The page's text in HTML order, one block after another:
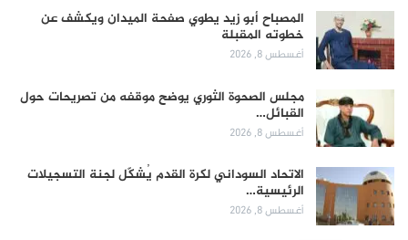
المصباح أبو زيد يطوي صفحة الميدان ويكشف عن
خطوته المقبلة
أغسطس 8, 2026
مجلس الصحوة الثوري يوضح موقفه من تصريحات حول
القبائل…
أغسطس 8, 2026
الاتحاد السوداني لكرة القدم يُشكّل لجنة التسجيلات
الرئيسية…
أغسطس 8, 2026